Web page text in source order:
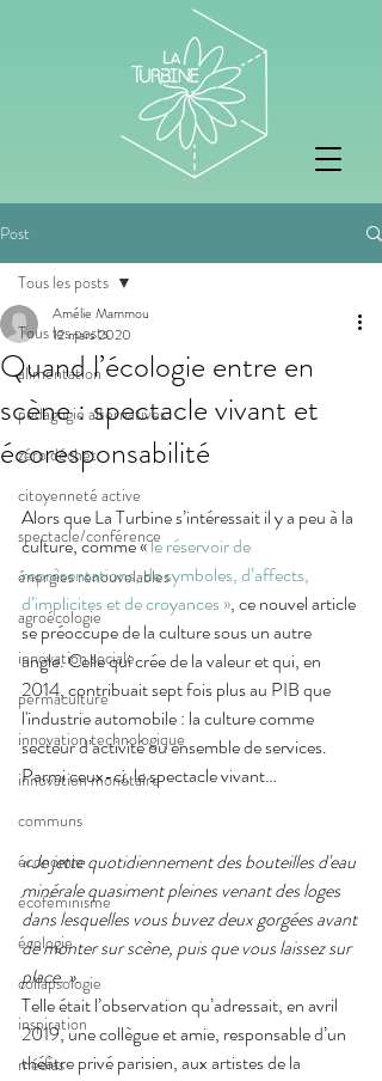
Post
Tous les posts
alimentation
pedagogie alternatives
zéro déchet
citoyenneté active
spectacle/conférence
énergies renouvelables
agroécologie
innovation sociale
permaculture
innovation technologique
innovation monétaire
communs
économie
écoféminisme
écologie
collapsologie
inspiration
médias
Tous les posts
Quand l’écologie entre en
scène : spectacle vivant et
écoresponsabilité
Amélie Mammou
12 mars 2020
Alors que La Turbine s’intéressait il y a peu à la
culture, comme « le réservoir de
représentations, de symboles, d’affects,
d’implicites et de croyances », ce nouvel article
se préoccupe de la culture sous un autre
angle. Celle qui crée de la valeur et qui, en
2014, contribuait sept fois plus au PIB que
l'industrie automobile : la culture comme
secteur d’activité ou ensemble de services.
Parmi ceux-ci, le spectacle vivant…
« Je jette quotidiennement des bouteilles d'eau
minérale quasiment pleines venant des loges
dans lesquelles vous buvez deux gorgées avant
de monter sur scène, puis que vous laissez sur
place. ».
Telle était l’observation qu’adressait, en avril
2019, une collègue et amie, responsable d’un
théâtre privé parisien, aux artistes de la